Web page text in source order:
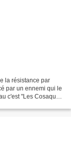
la résistance par
par un ennemi qui le
c'est "Les Cosaques